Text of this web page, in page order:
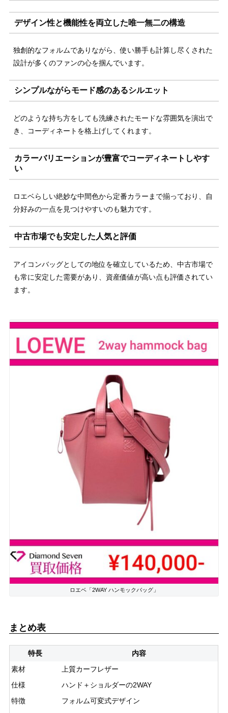
デザイン性と機能性を両立した唯一無二の構造
独創的なフォルムでありながら、使い勝手も計算し尽くされた
設計が多くのファンの心を掴んでいます。
シンプルながらモード感のあるシルエット
どのような持ち方をしても洗練されたモードな雰囲気を演出で
き、コーディネートを格上げしてくれます。
カラーバリエーションが豊富でコーディネートしやす
い
ロエベらしい絶妙な中間色から定番カラーまで揃っており、自
分好みの一点を見つけやすいのも魅力です。
中古市場でも安定した人気と評価
アイコンバッグとしての地位を確立しているため、中古市場で
も常に安定した需要があり、資産価値が高い点も評価されてい
ます。
ロエベ「2WAY ハンモックバッグ」
まとめ表
特長
内容
素材
上質カーフレザー
仕様
ハンド＋ショルダーの2WAY
特徴
フォルム可変式デザイン